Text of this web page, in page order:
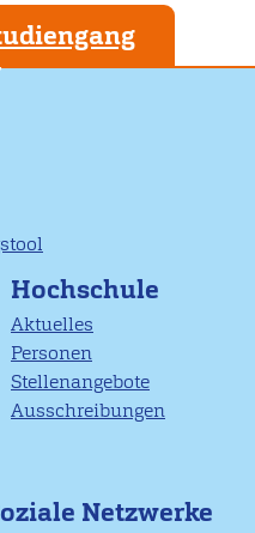
Hochschule
Aktuelles
Personen
Stellenangebote
Ausschreibungen
Netzwerke